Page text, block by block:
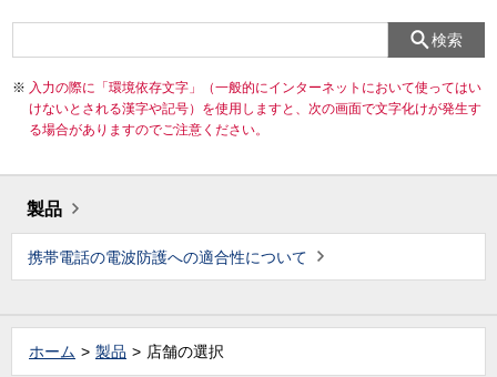
検索
入力の際に「環境依存文字」（一般的にインターネットにおいて使ってはい
けないとされる漢字や記号）を使用しますと、次の画面で文字化けが発生す
る場合がありますのでご注意ください。
製品
携帯電話の電波防護への適合性について
ホーム 製品 店舗の選択